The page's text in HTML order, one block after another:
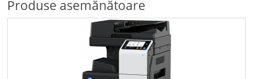
Produse asemănătoare